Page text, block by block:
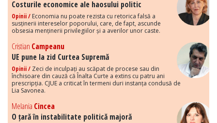
Costurile economice ale haosului politic
Opinii / Economia nu poate rezista cu retorica falsă a
susținerii intereselor poporului, care, de fapt, ascunde
obsesia menținerii privilegiilor și a averilor unor caste.
Cristian Campeanu
UE pune la zid Curtea Supremă
Opinii / Zeci de inculpați au scăpat de procese sau din
închisoare din cauză că Înalta Curte a extins cu patru ani
prescripția. CJUE a criticat în termeni duri instanța condusă de
Lia Savonea.
Melania Cincea
O țară în instabilitate politică majoră